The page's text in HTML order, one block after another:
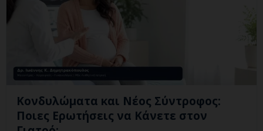
Κονδυλώματα και Νέος Σύντροφος:
Ποιες Ερωτήσεις να Κάνετε στον